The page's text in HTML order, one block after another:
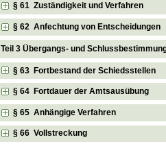
§ 61 Zuständigkeit und Verfahren
§ 62 Anfechtung von Entscheidungen
Teil 3 Übergangs- und
§ 63 Fortbestand der Schiedsstellen
§ 64 Fortdauer der Amtsausübung
§ 65 Anhängige Verfahren
§ 66 Vollstreckung